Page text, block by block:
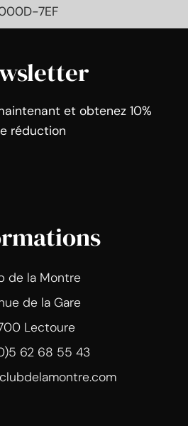
7EF
et obtenez 10%
réduction
de la Montre
de la Gare
Lectoure
62 68 55 43